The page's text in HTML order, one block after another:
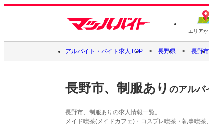
エリア
アルバイト・バイト求人TOP 長野県 長野市
長野市、制服あり のアルバ
長野市、制服ありの求人情報一覧。
メイド喫茶(メイドカフェ)・コスプレ喫茶・執事喫